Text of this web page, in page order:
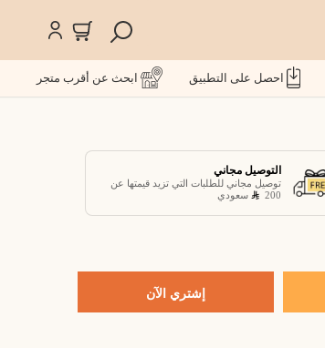
احصل على التطبيق ابحث عن أقرب متجر
التوصيل مجاني
توصيل مجاني للطلبات التي تزيد قيمتها عن
200
سعودي
إشتري الآن